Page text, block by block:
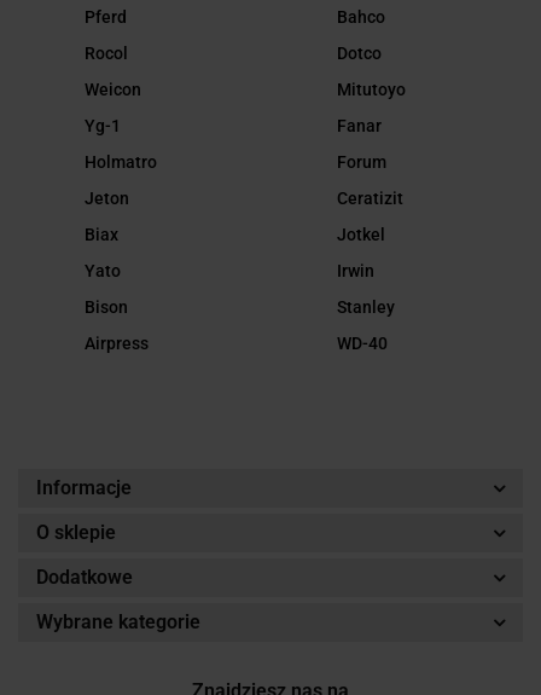
Pferd
Rocol
Weicon
Yg-1
Holmatro
Jeton
Biax
Yato
Bison
Airpress
Bahco
Dotco
Mitutoyo
Fanar
Forum
Ceratizit
Jotkel
Irwin
Stanley
WD-40
Informacje
O sklepie
Dodatkowe
Wybrane kategorie